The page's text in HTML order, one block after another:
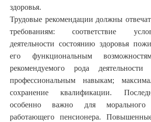
здоровья.
Трудовые рекомендации должны
требованиям: соответствие
деятельности состоянию здоровья
его функциональным
рекомендуемого рода
профессиональным навыкам;
сохранение квалификации.
особенно важно для морального
работающего пенсионера.